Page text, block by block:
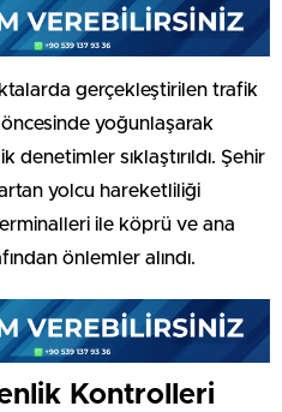
gerçekleştirilen trafik
yoğunlaşarak
sıklaştırıldı. Şehir
artan yolcu hareketliliği
ile köprü ve ana
önlemler alındı.
Kontrolleri